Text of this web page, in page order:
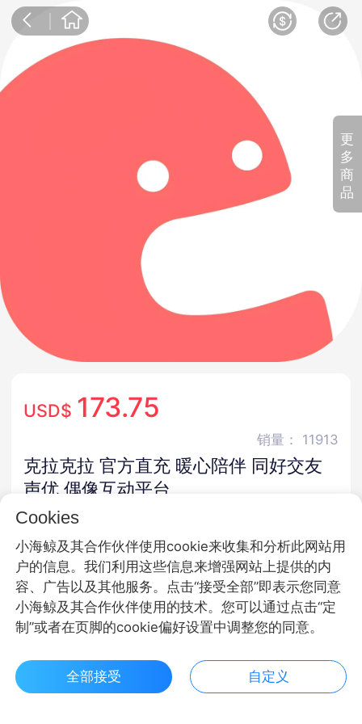
更
多
商
品
USD$ 173.75
销量： 11913
克拉克拉 官方直充 暖心陪伴 同好交友
声优 偶像互动平台
极速发货 安全保障
商品规格
红豆 会员
51800红豆 9800红豆 99800红豆
$ 173.75立即购买
Cookies
小海鲸及其合作伙伴使用cookie来收集和分析此网站用
户的信息。我们利用这些信息来增强网站上提供的内
容、广告以及其他服务。点击“接受全部”即表示您同意
小海鲸及其合作伙伴使用的技术。您可以通过点击“定
制”或者在页脚的cookie偏好设置中调整您的同意。
全部接受 自定义